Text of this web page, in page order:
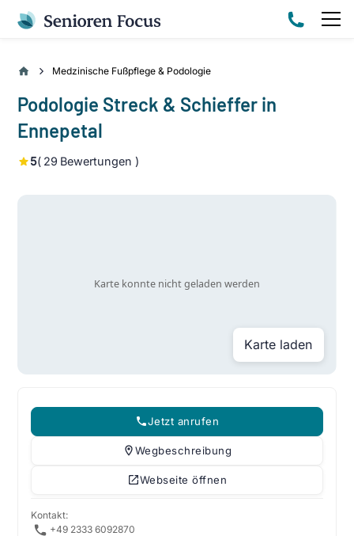
Medzinische Fußpflege & Podologie
Podologie Streck & Schieffer in
Ennepetal
5( 29 Bewertungen )
Karte laden
Jetzt anrufen
Wegbeschreibung
Webseite öffnen
Kontakt:
+49 2333 6092870